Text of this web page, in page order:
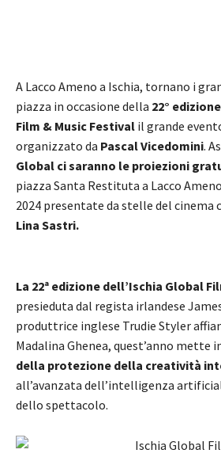
A Lacco Ameno a Ischia, tornano i
piazza in occasione della 22°
Film & Music Festival il grande
organizzato da Pascal Vicedomini.
Global ci saranno le proiezioni
piazza Santa Restituta a Lacco
2024 presentate da stelle del cinema
Lina Sastri.
La 22ª edizione dell’Ischia Global
presieduta dal regista irlandese
produttrice inglese Trudie Styler
Madalina Ghenea, quest’anno mette
della protezione della creatività
all’avanzata dell’intelligenza
dello spettacolo.